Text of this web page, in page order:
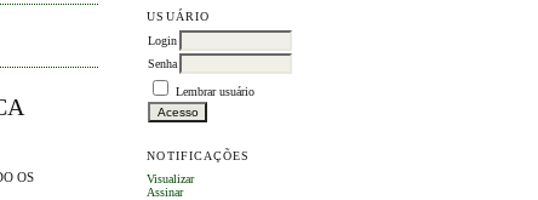
USUÁRIO
Login
Senha
Lembrar usuário
NOTIFICAÇÕES
Visualizar
Assinar
OS